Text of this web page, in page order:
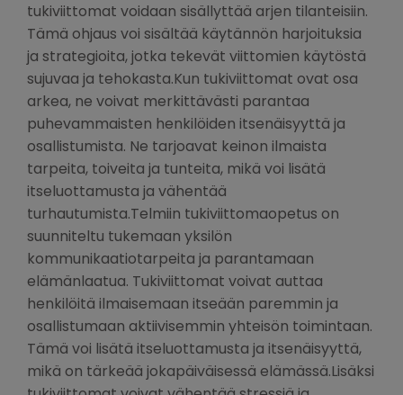
tukiviittomat voidaan sisällyttää arjen tilanteisiin.
Tämä ohjaus voi sisältää käytännön harjoituksia
ja strategioita, jotka tekevät viittomien käytöstä
sujuvaa ja tehokasta.Kun tukiviittomat ovat osa
arkea, ne voivat merkittävästi parantaa
puhevammaisten henkilöiden itsenäisyyttä ja
osallistumista. Ne tarjoavat keinon ilmaista
tarpeita, toiveita ja tunteita, mikä voi lisätä
itseluottamusta ja vähentää
turhautumista.Telmiin tukiviittomaopetus on
suunniteltu tukemaan yksilön
kommunikaatiotarpeita ja parantamaan
elämänlaatua. Tukiviittomat voivat auttaa
henkilöitä ilmaisemaan itseään paremmin ja
osallistumaan aktiivisemmin yhteisön toimintaan.
Tämä voi lisätä itseluottamusta ja itsenäisyyttä,
mikä on tärkeää jokapäiväisessä elämässä.Lisäksi